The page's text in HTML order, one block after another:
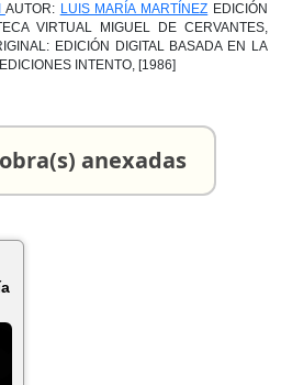
AUTOR: LUIS MARÍA MARTÍNEZ EDICIÓN
VIRTUAL MIGUEL DE CERVANTES,
EDICIÓN DIGITAL BASADA EN LA
INTENTO, [1986]
obra(s) anexadas